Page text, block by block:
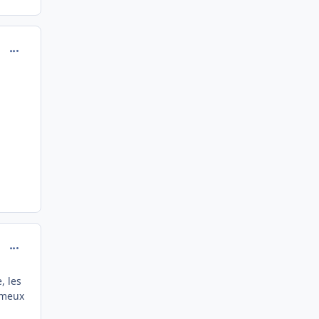
comment_196233
comment_196236
les